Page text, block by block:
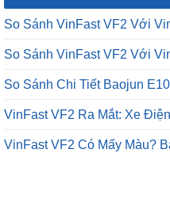
So Sánh VinFast VF2 Với
So Sánh VinFast VF2 Với
So Sánh Chi Tiết Baojun
VinFast VF2 Ra Mắt: Xe
VinFast VF2 Có Mấy Màu?